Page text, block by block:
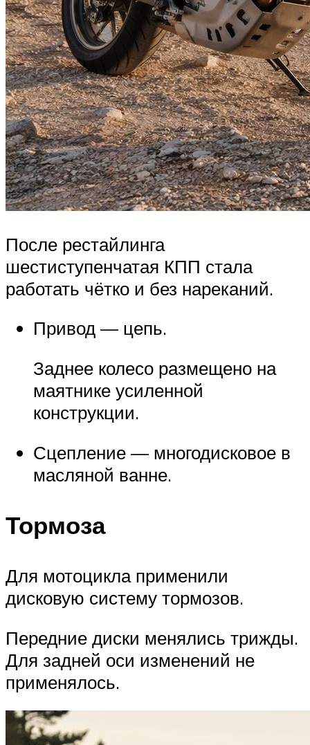
После рестайлинга
шестиступенчатая КПП стала
работать чётко и без нареканий.
Привод — цепь.
Заднее колесо размещено на
маятнике усиленной
конструкции.
Сцепление — многодисковое в
масляной ванне.
Тормоза
Для мотоцикла применили
дисковую систему тормозов.
Передние диски менялись трижды.
Для задней оси изменений не
применялось.